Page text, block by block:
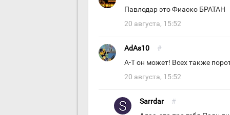
Павлодар это Фиаско БРАТАН
20 августа, 15:52
AdAs10 #
А-Т он может! Всех также
20 августа, 15:52
Sarrdar #